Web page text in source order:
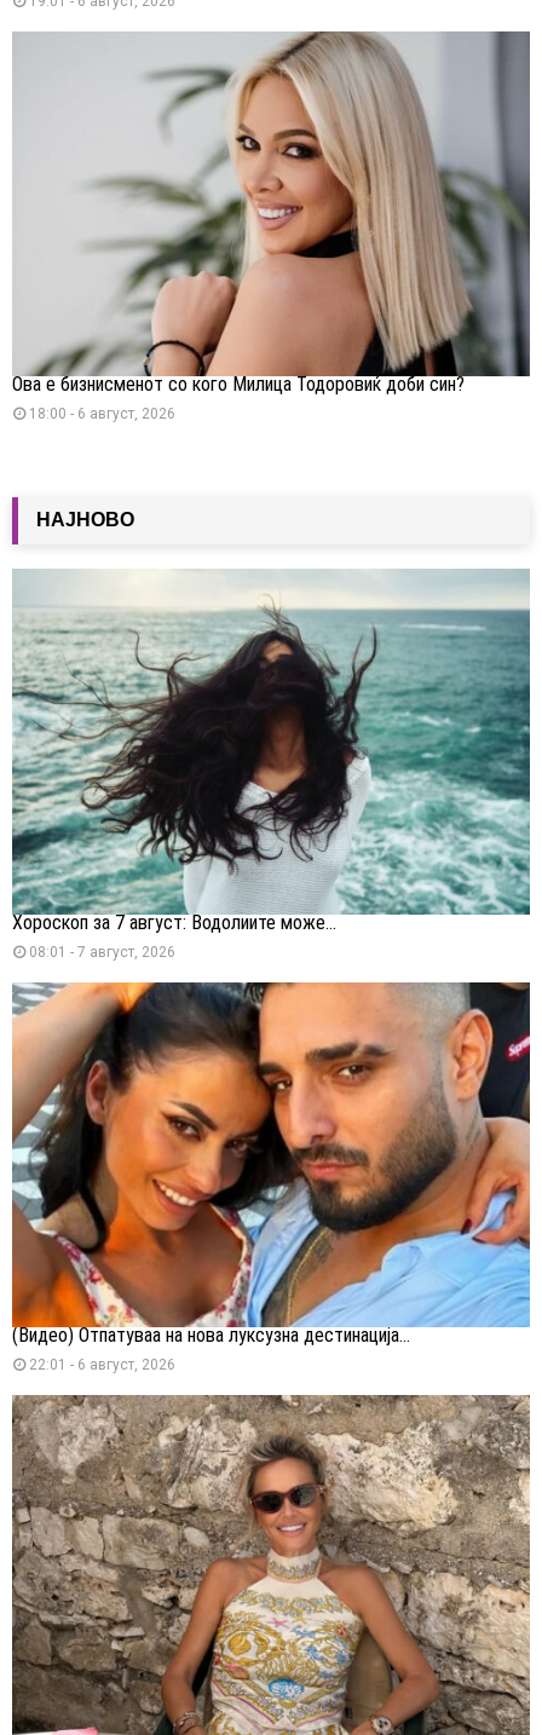
Ова е бизнисменот со кого Милица Тодоровиќ доби син?
18:00 - 6 август, 2026
НАЈНОВО
Хороскоп за 7 август: Водолиите може...
08:01 - 7 август, 2026
(Видео) Отпатуваа на нова луксузна дестинација...
22:01 - 6 август, 2026